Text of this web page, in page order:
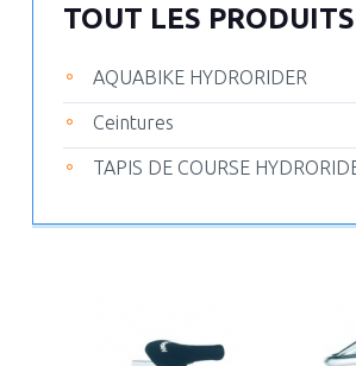
TOUT LES PRODUITS
AQUABIKE HYDRORIDER
Ceintures
TAPIS DE COURSE